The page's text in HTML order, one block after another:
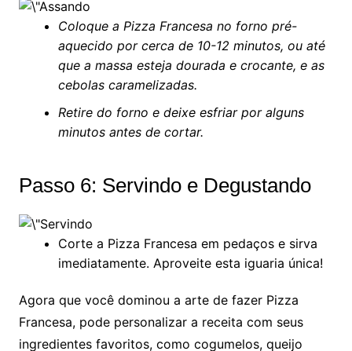
Coloque a Pizza Francesa no forno pré-
aquecido por cerca de 10-12 minutos, ou até
que a massa esteja dourada e crocante, e as
cebolas caramelizadas.
Retire do forno e deixe esfriar por alguns
minutos antes de cortar.
Passo 6: Servindo e Degustando
Corte a Pizza Francesa em pedaços e sirva
imediatamente. Aproveite esta iguaria única!
Agora que você dominou a arte de fazer Pizza
Francesa, pode personalizar a receita com seus
ingredientes favoritos, como cogumelos, queijo